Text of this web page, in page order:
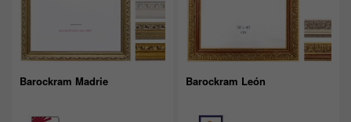
Barockram Madrie Barockram León